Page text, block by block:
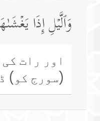
وَٱلَّیۡلِ إِذَا
اور رات
(سورج کو)